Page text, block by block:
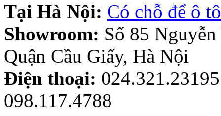
Tại Hà Nội: Có chỗ để ô tô
Showroom: Số 85
Quận Cầu Giấy, Hà Nội
Điện thoại:
098.117.4788